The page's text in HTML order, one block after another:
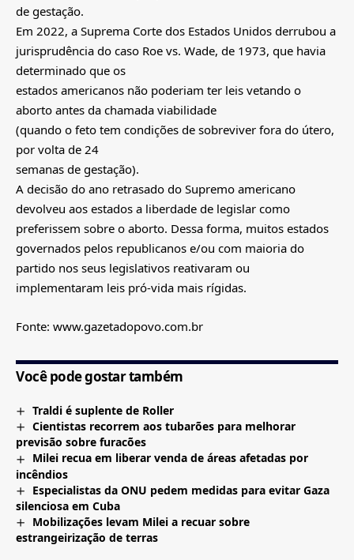
de gestação.
Em 2022, a Suprema Corte dos Estados Unidos derrubou a
jurisprudência do caso Roe vs. Wade, de 1973, que havia
determinado que os
estados americanos não poderiam ter leis vetando o
aborto antes da chamada viabilidade
(quando o feto tem condições de sobreviver fora do útero,
por volta de 24
semanas de gestação).
A decisão do ano retrasado do Supremo americano
devolveu aos estados a liberdade de legislar como
preferissem sobre o aborto. Dessa forma, muitos estados
governados pelos republicanos e/ou com maioria do
partido nos seus legislativos reativaram ou
implementaram leis pró-vida mais rígidas.
Fonte: www.gazetadopovo.com.br
Você pode gostar também
Traldi é suplente de Roller
Cientistas recorrem aos tubarões para melhorar
previsão sobre furacões
Milei recua em liberar venda de áreas afetadas por
incêndios
Especialistas da ONU pedem medidas para evitar Gaza
silenciosa em Cuba
Mobilizações levam Milei a recuar sobre
estrangeirização de terras